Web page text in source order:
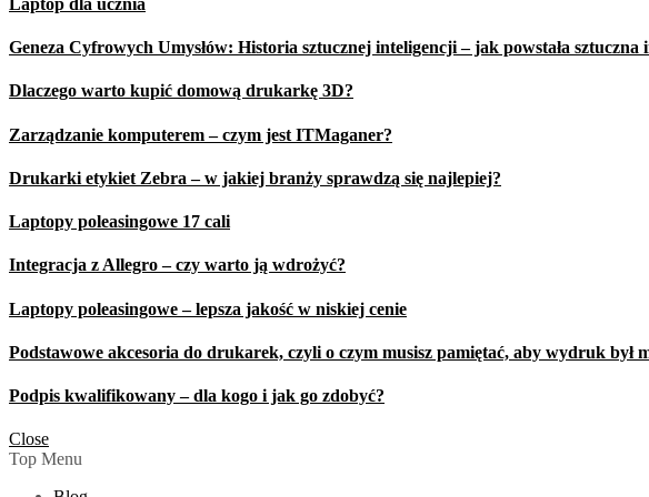
Geneza Cyfrowych Umysłów: Historia sztucznej inteligencji – jak powstała
Dlaczego warto kupić domową drukarkę 3D?
Zarządzanie komputerem – czym jest ITMaganer?
Drukarki etykiet Zebra – w jakiej branży sprawdzą się najlepiej?
Laptopy poleasingowe 17 cali
Integracja z Allegro – czy warto ją wdrożyć?
Laptopy poleasingowe – lepsza jakość w niskiej cenie
Podstawowe akcesoria do drukarek, czyli o czym musisz pamiętać, aby wydruk był
Podpis kwalifikowany – dla kogo i jak go zdobyć?
Close
Top Menu